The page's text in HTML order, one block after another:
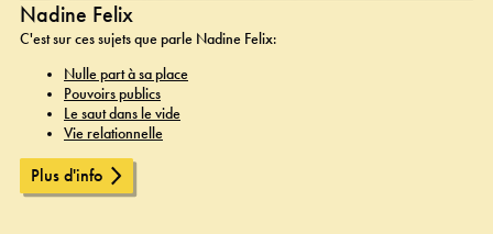
Nadine Felix
C'est sur ces sujets que parle Nadine Felix:
Nulle part à sa place
Pouvoirs publics
Le saut dans le vide
Vie relationnelle
Plus d'info